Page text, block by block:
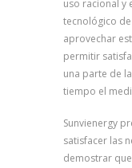
uso racional y
tecnológico
aprovechar
permitir
una parte de
tiempo el
Sunvienergy
satisfacer las
demostrar